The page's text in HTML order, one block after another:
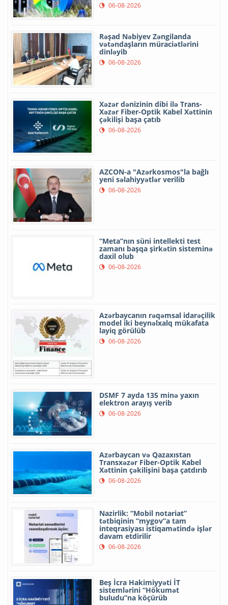
06-08-2026
Rəşad Nəbiyev Zəngilanda
vətəndaşların müraciətlərini
dinləyib
06-08-2026
Xəzər dənizinin dibi ilə Trans-
Xəzər Fiber-Optik Kabel Xəttinin
çəkilişi başa çatıb
06-08-2026
AZCON-a "Azərkosmos"la bağlı
yeni səlahiyyətlər verilib
06-08-2026
“Meta”nın süni intellekti test
zamanı başqa şirkətin sisteminə
daxil olub
06-08-2026
Azərbaycanın rəqəmsal idarəçilik
model iki beynəlxalq mükafata
layiq görülüb
06-08-2026
DSMF 7 ayda 135 minə yaxın
elektron arayış verib
06-08-2026
Azərbaycan və Qazaxıstan
Transxəzər Fiber-Optik Kabel
Xəttinin çəkilişini başa çatdırıb
06-08-2026
Nazirlik: “Mobil notariat”
tətbiqinin “mygov”a tam
inteqrasiyası istiqamətində işlər
davam etdirilir
06-08-2026
Beş İcra Hakimiyyəti İT
sistemlərini “Hökumət
buludu”na köçürüb